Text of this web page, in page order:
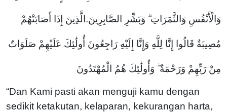
وَالْأَنْفُسِ وَالثَّمَرَاتِ ۗ وَبَشِّرِ الصَّابِرِينَ.الَّذِينَ إِذَا أَصَابَتْهُمْ
مُصِيبَةٌ قَالُوا إِنَّا لِلَّهِ وَإِنَّا إِلَيْهِ رَاجِعُونَ أُولَٰئِكَ عَلَيْهِمْ صَلَوَاتٌ
مِنْ رَبِّهِمْ وَرَحْمَةٌ ۖ وَأُولَٰئِكَ هُمُ الْمُهْتَدُونَ
“Dan Kami pasti akan menguji kamu dengan
sedikit ketakutan, kelaparan, kekurangan harta,